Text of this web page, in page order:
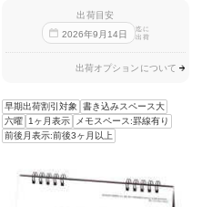
出荷目安
2026年9 月14日
迄に
出荷
出荷オプションについて
早期出荷割引対象
書き込みスペース大
六曜
1ヶ月表示
メモスペース:罫線有り
前後月表示:前後3ヶ月以上